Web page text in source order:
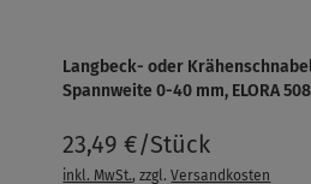
Langbeck- oder
Spannweite 0-40 mm, ELORA
23,49 €/Stück
inkl. MwSt., zzgl.Versandkosten